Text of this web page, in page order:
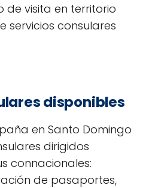
de visita en territorio
servicios consulares
disponibles
en Santo Domingo
dirigidos
connacionales:
de pasaportes,